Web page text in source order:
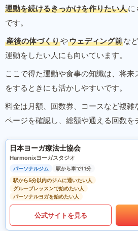
運動を続けるきっかけを作りたい人に
です。
産後の体づくりやウェディング前な
運動をしたい人にも向いています。
ここで得た運動や食事の知識は、将来
をするときにも活かしやすいです。
料金は月額、回数券、コースなど複雑
ページを確認し、総額や通える回数を
日本ヨーガ療法士協会
Harmonixヨーガスタジオ
パーソナルジム
駅から車で11分
駅から5分以内のジムに通いたい人
グループレッスンで始めたい人
パーソナルヨガを始めたい人
公式サイトを見る